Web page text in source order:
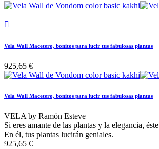

Vela Wall Macetero, bonitos para lucir tus fabulosas plantas
925,65 €
Vela Wall Macetero, bonitos para lucir tus fabulosas plantas
VELA by Ramón Esteve
Si eres amante de las plantas y la elegancia,
En él, tus plantas lucirán geniales.
925,65 €